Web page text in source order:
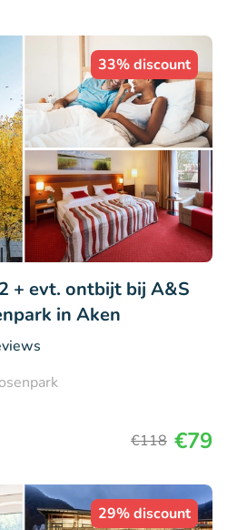
33% discount
+ evt. ontbijt bij A&S
in Aken
€118 €79
29% discount